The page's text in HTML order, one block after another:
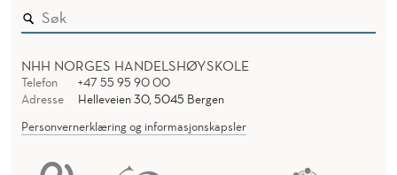
NHH NORGES HANDELSHØYSKOLE
Telefon
+47 55 95 90 00
Adresse
Helleveien 30, 5045 Bergen
Personvernerklæring og informasjonskapsler